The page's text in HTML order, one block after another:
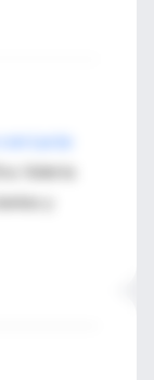
Lucía:
Valeria
y